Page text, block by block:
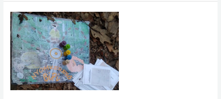
BiPi
Nyomában